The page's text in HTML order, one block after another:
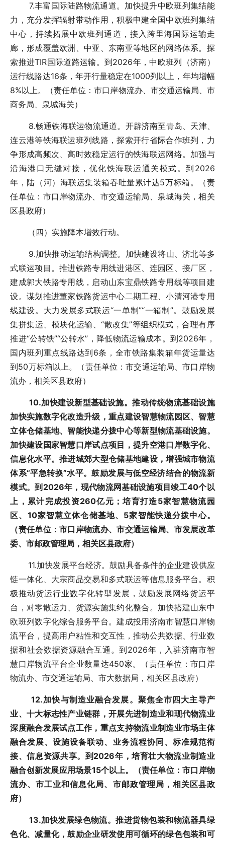
7.丰富国际陆路物流通道。加快提升中欧班列集结能
力，充分发挥辐射带动作用，积极申建全国中欧班列集结
中心，持续拓展中欧班列通道，接入跨里海国际运输走
廊，形成覆盖欧洲、中亚、东南亚等地区的网络体系。探
索推进TIR国际道路运输。到2026年，中欧班列（济南）
运行线路达16条，年开行量稳定在1000列以上，年均增幅
8%以上。（责任单位：市口岸物流办、市交通运输局、市
商务局、泉城海关）
8.畅通铁海联运物流通道。开辟济南至青岛、天津、
连云港等铁海联运班列线路，探索开行省际合作班列，力
争形成高频次、高时效稳定运行的铁海联运网络。加强与
沿海港口无缝对接，优化铁海联运通关模式。到2026
年，陆（河）海联运集装箱吞吐量累计达5万标箱。（责
任单位：市口岸物流办、市交通运输局、泉城海关，相关
区县政府）
（四）实施降本增效行动。
9.加快推动运输结构调整。加快建设将山、济北等多
式联运项目。推进铁路专用线进港区、连园区、接厂区，
建成郭大铁路专用线，启动山东宝鼎铁路专用线等项目建
设。谋划推进董家铁路货运中心二期工程、小清河港专用
线建设。大力发展多式联运“一单制”“一箱制”。鼓励发展
集拼集运、模块化运输、“散改集”等组织模式，合理有序
推进“公转铁”“公转水”，降低物流运输成本。到2026年，
国内班列重点线路达到6条，全市铁路集装箱年货运量达
到50万标箱以上。（责任单位：市交通运输局、市口岸物
流办，相关区县政府）
10.加快建设新型基础设施。推动传统物流基础设施
加快实施数字化改造升级，重点建设智慧物流园区、智慧
立体仓储基地、智能快递分拨中心等新型物流基础设施。
加快建设国家智慧口岸试点项目，提升空港口岸数字化、
信息化水平。推进城郊大型仓储基地建设，增强城市物流
体系“平急转换”水平。鼓励发展与低空经济结合的物流新
模式。到2026年，现代物流网基础设施项目竣工40个以
上，累计完成投资260亿元；培育打造5家智慧物流园
区、10家智慧立体仓储基地、5家智能快递分拨中心。
（责任单位：市口岸物流办、市交通运输局、市发展改革
委、市邮政管理局，相关区县政府）
11.加快发展平台经济。鼓励具备条件的企业建设供应
链一体化、大宗商品交易和多式联运等信息服务平台。积
极推动货运行业数字化转型发展，鼓励发展网络货运平
台，对零散运力、货源实施集约化整合。加快搭建山东中
欧班列数字化综合服务平台。建成投用济南市智慧口岸物
流平台，提高用户粘性和交互性，推动公共数据、行业数
据和社会数据资源融合互通。到2026年，入驻济南市智
慧口岸物流平台企业数量达450家。（责任单位：市口岸
物流办、市交通运输局、市大数据局，相关区县政府）
12.加快与制造业融合发展。聚焦全市四大主导产
业、十大标志性产业链群，开展先进制造业和现代物流业
深度融合发展试点工作，重点支持物流业制造业市场主体
融合发展、设施设备联动、业务流程协同、标准规范衔
接、信息资源共享。到2026年，培育壮大物流业制造业
融合创新发展应用场景15个以上。（责任单位：市口岸物
流办、市工业和信息化局、市邮政管理局，相关区县政
府）
13.加快发展绿色物流。推进货物包装和物流器具绿
色化、减量化，鼓励企业研发使用可循环的绿色包装和可